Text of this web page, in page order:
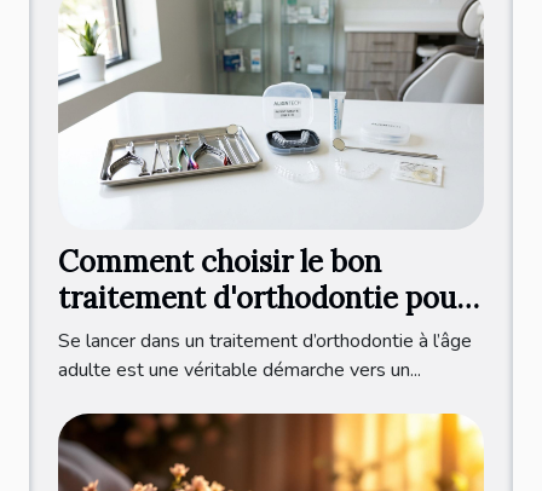
Comment choisir le bon
traitement d'orthodontie pour
adultes ?
Se lancer dans un traitement d’orthodontie à l’âge
adulte est une véritable démarche vers un...